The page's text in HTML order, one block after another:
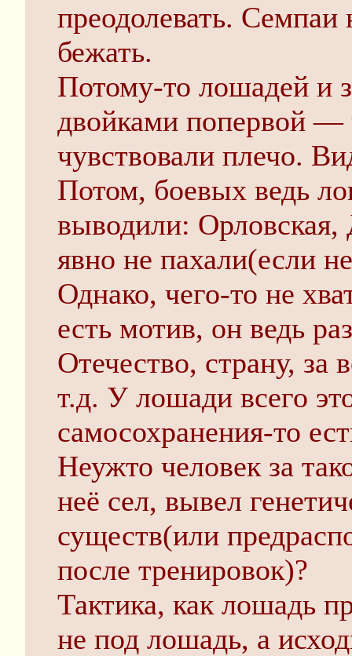
преодолевать. Семпаи
бежать.
Потому-то лошадей и
двойками попервой —
чувствовали плечо.
Потом, боевых ведь
выводили:
явно не пахали(если
Однако, чего-то не
есть мотив, он ведь
Отечество, страну, за
т.д. У лошади всего
самосохранения-то
Неужто человек за
неё сел, вывел
существ(или
после тренировок)?
Тактика, как лошадь
не под лошадь, а